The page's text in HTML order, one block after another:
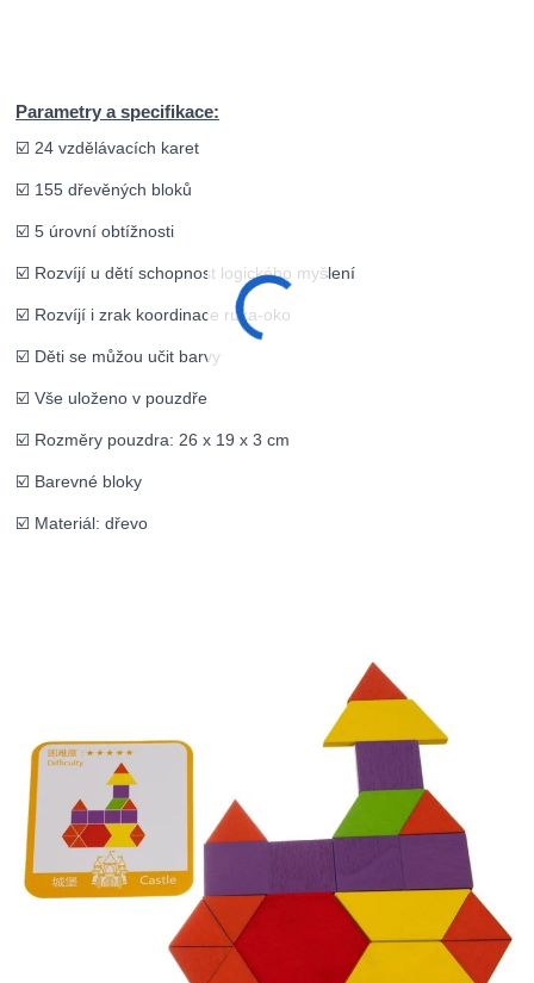
Parametry a specifikace:
☑️ 24 vzdělávacích karet
☑️ 155 dřevěných bloků
☑️ 5 úrovní obtížnosti
☑️ Rozvíjí u dětí schopnost logického myšlení
☑️ Rozvíjí i zrak koordinace ruka-oko
☑️ Děti se můžou učit barvy
☑️ Vše uloženo v pouzdře
☑️ Rozměry pouzdra: 26 x 19 x 3 cm
☑️ Barevné bloky
☑️ Materiál: dřevo